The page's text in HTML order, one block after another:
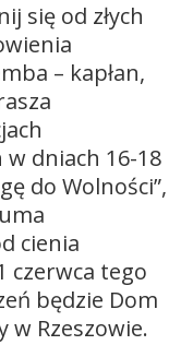
się od złych
– kapłan,
dniach 16-18
do Wolności”,
cienia
czerwca tego
będzie Dom
w Rzeszowie.